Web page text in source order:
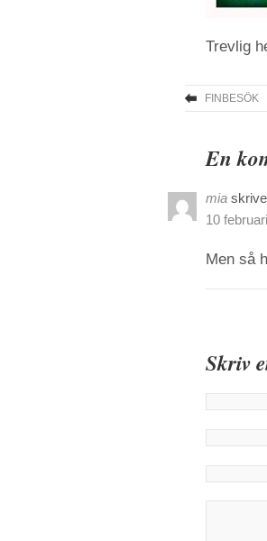
Trevlig
FINBESÖK
En
mia
10
Men så
Skriv